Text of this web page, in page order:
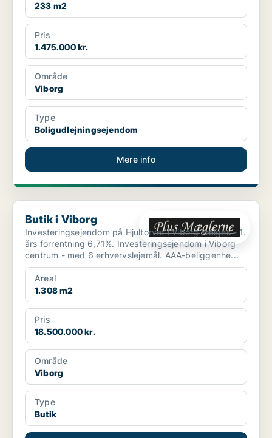
233 m2
Pris
1.475.000 kr.
Område
Viborg
Type
Boligudlejningsejendom
Mere info
Butik i Viborg
Butik i Viborg
Investeringsejendom på Hjultorvet i Viborg sælges - 1.
års forrentning 6,71%. Investeringsejendom i Viborg
centrum - med 6 erhvervslejemål. AAA-beliggenhe...
Areal
1.308 m2
Pris
18.500.000 kr.
Område
Viborg
Type
Butik